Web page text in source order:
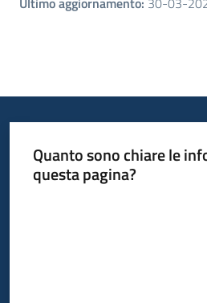
Quanto sono chiare le
questa pagina?